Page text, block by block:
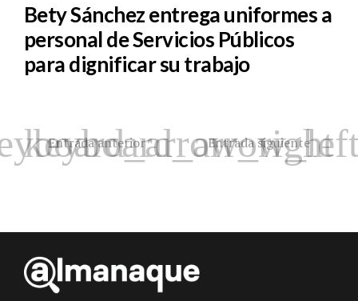
Bety Sánchez entrega uniformes a
personal de Servicios Públicos
para dignificar su trabajo
Entrada anterior Entrada siguiente